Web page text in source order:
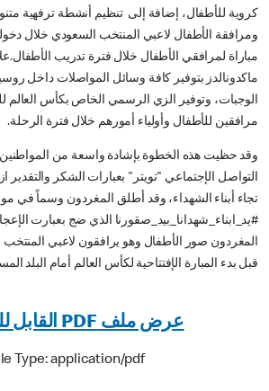
كروية للأطفال، إضافة إلى تنظيم أنشطة ترفهية
ومرافقة الأطفال لاعبي المنتخب السعودي خلال
مباراة لمرافقي الأطفال خلال فترة تدريب
ماكدونالدز بتوفير كافة وسائل المواصلات داخل
الوجبات، وتوفير الزي الرسمي الخاص بكأس
مرافقين للأطفال وأولياء أمورهم خلال فترة الرحلة.
وقد حظيت هذه الخطوة بإشادة واسعة من
التواصل الإجتماعي "تويتر" بعبارات الشكر والتقدير
تجاء أبناء الشهداء، وقد أطلق المغردون وسماً في
#يد_ابناء_شهدانا_بيد_صقورنا الذي ضج بعبارت
المغردون صور الأطفال وهو يرافقون لاعبي
قبل بدء المبارة الإفتتاحية لكأس العالم أمام البلد
عرض ملف PDF القابل للطباعة
Type: application/pdf